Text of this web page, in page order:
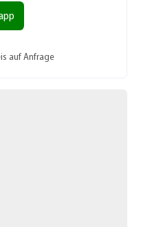
auf Anfrage